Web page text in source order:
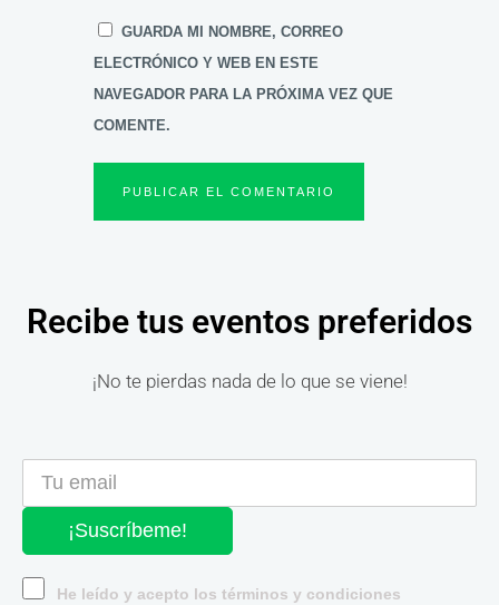
GUARDA MI NOMBRE, CORREO
ELECTRÓNICO Y WEB EN ESTE
NAVEGADOR PARA LA PRÓXIMA VEZ QUE
COMENTE.
Recibe tus eventos preferidos
¡No te pierdas nada de lo que se viene!
¡Suscríbeme!
He leído y acepto los términos y condiciones